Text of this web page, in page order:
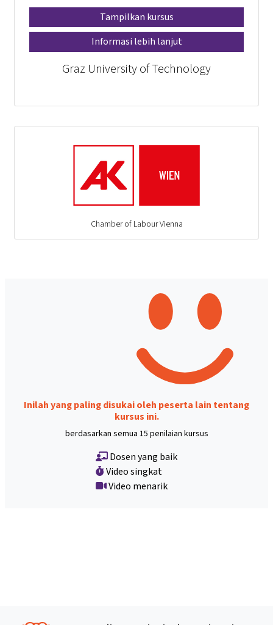
Tampilkan kursus
Informasi lebih lanjut
Graz University of Technology
Chamber of Labour Vienna
Inilah yang paling disukai oleh peserta lain tentang
kursus ini.
berdasarkan semua 15 penilaian kursus
Dosen yang baik
Video singkat
Video menarik